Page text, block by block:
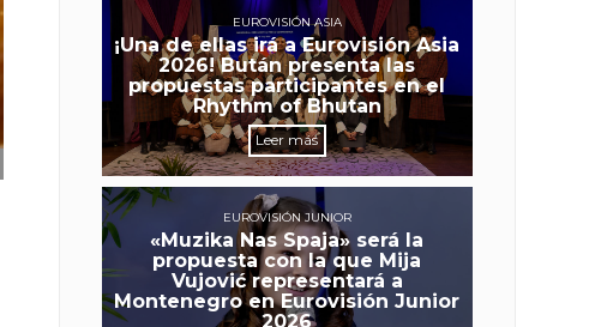
EUROVISIÓN ASIA
¡Una de ellas irá a Eurovisión Asia
2026! Bután presenta las
propuestas participantes en el
Rhythm of Bhutan
Leer más
EUROVISIÓN JUNIOR
«Muzika Nas Spaja» será la
propuesta con la que Mija
Vujović representará a
Montenegro en Eurovisión Junior
2026